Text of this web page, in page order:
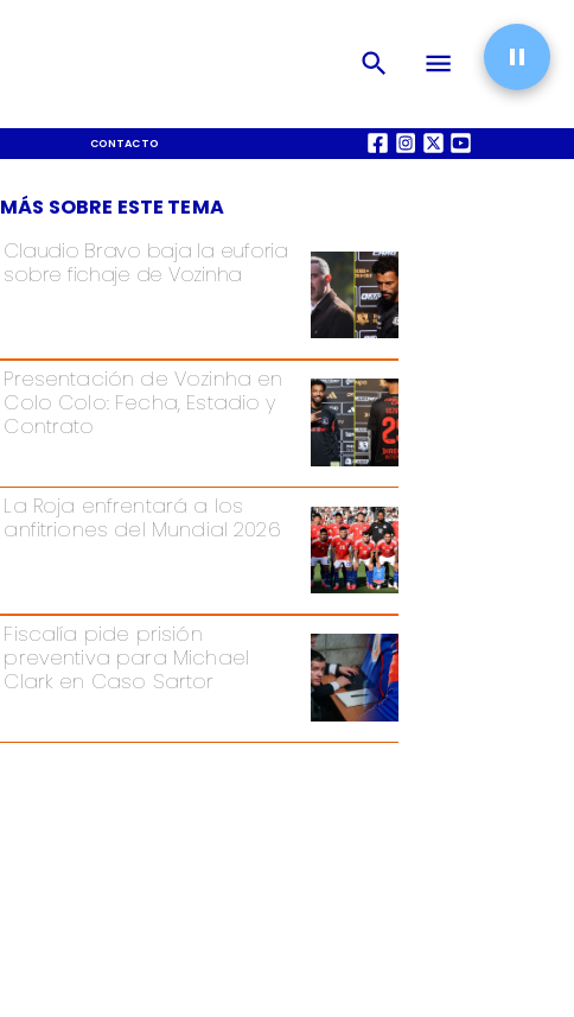
CONTACTO QUIÉNES SOMOS
Claudio Bravo baja la euforia
sobre fichaje de Vozinha
Presentación de Vozinha en
Colo Colo: Fecha, Estadio y
Contrato
La Roja enfrentará a los
anfitriones del Mundial 2026
Fiscalía pide prisión
preventiva para Michael
Clark en Caso Sartor
MÁS SOBRE ESTE TEMA